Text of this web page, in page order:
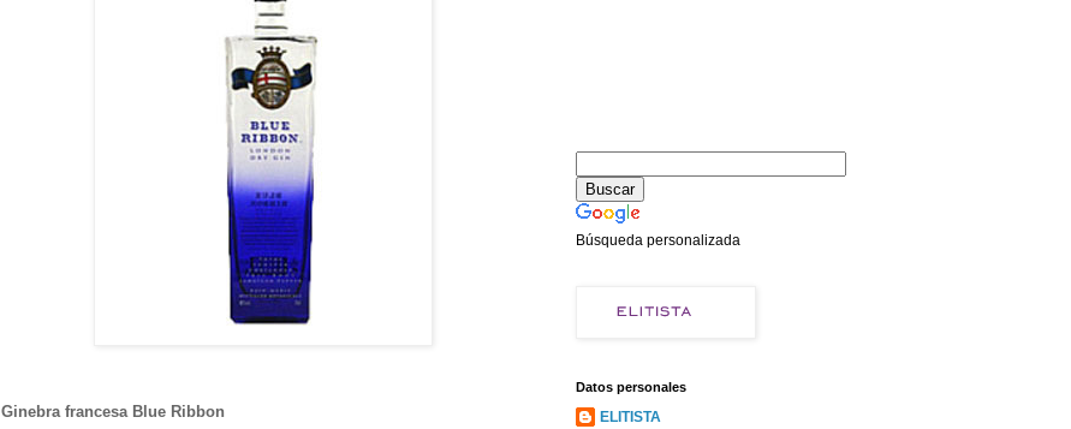
Ginebra francesa Blue Ribbon
Búsqueda personalizada
Datos personales
ELITISTA